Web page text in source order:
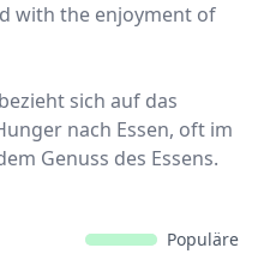
with the enjoyment of
sich auf das
nach Essen, oft im
Genuss des Essens.
Populäre